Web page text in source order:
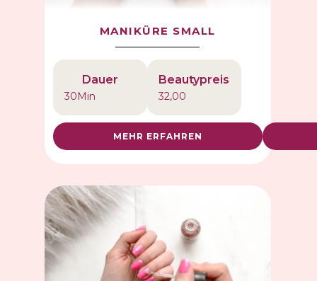
MANIKÜRE SMALL
Dauer
30Min
Beautypreis
32,00
MEHR ERFAHREN